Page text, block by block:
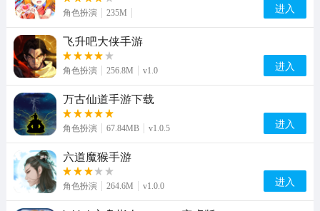
角色扮演 235M 进入
飞升吧大侠手游
角色扮演 256.8M v1.0 进入
万古仙道手游下载
角色扮演 67.84MB v1.0.5 进入
六道魔猴手游
角色扮演 264.6M v1.0.0 进入